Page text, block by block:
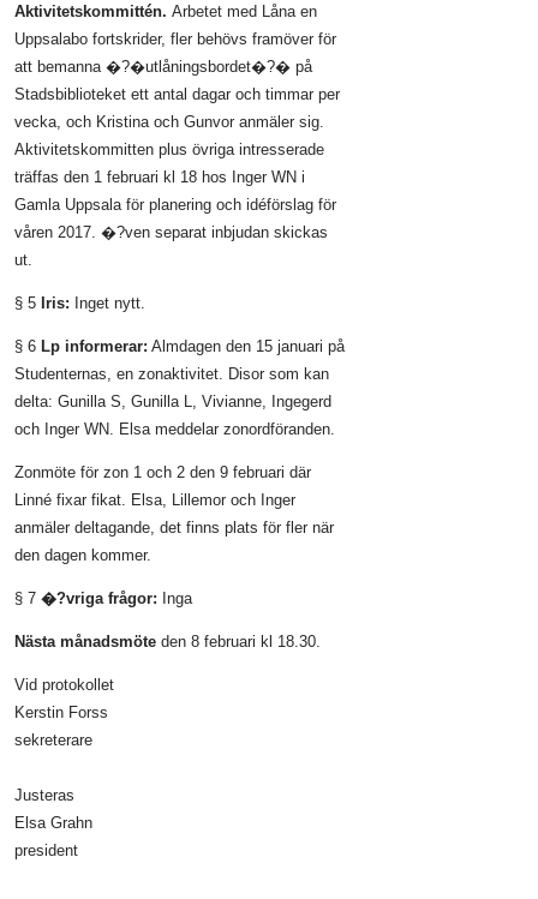
Aktivitetskommittén.Arbetet med Låna en
Uppsalabo fortskrider, fler behövs framöver för
att bemanna �?�utlåningsbordet�?� på
Stadsbiblioteket ett antal dagar och timmar per
vecka, och Kristina och Gunvor anmäler sig.
Aktivitetskommitten plus övriga intresserade
träffas den 1 februari kl 18 hos Inger WN i
Gamla Uppsala för planering och idéförslag för
våren 2017. �?ven separat inbjudan skickas
ut.
§ 5Iris: Inget nytt.
§ 6Lp informerar: Almdagen den 15 januari på
Studenternas, en zonaktivitet. Disor som kan
delta: Gunilla S, Gunilla L, Vivianne, Ingegerd
och Inger WN. Elsa meddelar zonordföranden.
Zonmöte för zon 1 och 2 den 9 februari där
Linné fixar fikat. Elsa, Lillemor och Inger
anmäler deltagande, det finns plats för fler när
den dagen kommer.
§ 7�?vriga frågor: Inga
Nästa månadsmöte den 8 februari kl 18.30.
Vid protokollet
Kerstin Forss
sekreterare
Justeras
Elsa Grahn
president